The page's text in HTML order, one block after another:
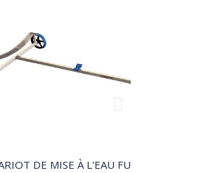
MISE À L'EAU FUSION